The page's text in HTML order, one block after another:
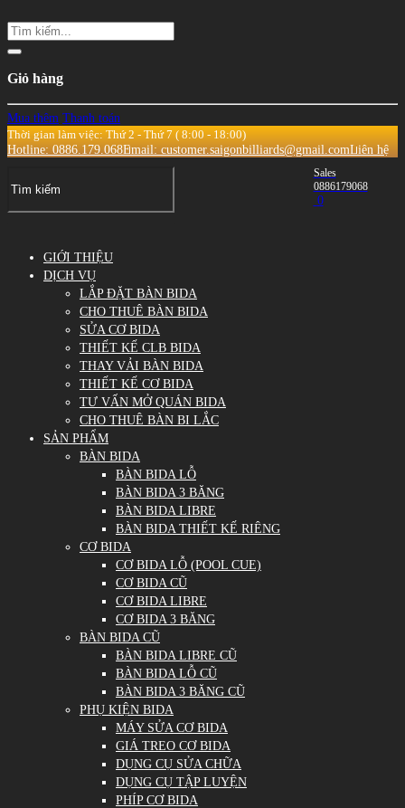
Giỏ hàng
Mua thêm Thanh toán
Thời gian làm việc: Thứ 2 - Thứ 7 ( 8:00 - 18:00)
Hotline: 0886.179.068Email: customer.saigonbilliards@gmail.comLiên hệ
Sales
0886179068
0
GIỚI THIỆU
DỊCH VỤ
LẮP ĐẶT BÀN BIDA
CHO THUÊ BÀN BIDA
SỬA CƠ BIDA
THIẾT KẾ CLB BIDA
THAY VẢI BÀN BIDA
THIẾT KẾ CƠ BIDA
TƯ VẤN MỞ QUÁN BIDA
CHO THUÊ BÀN BI LẮC
SẢN PHẨM
BÀN BIDA
BÀN BIDA LỖ
BÀN BIDA 3 BĂNG
BÀN BIDA LIBRE
BÀN BIDA THIẾT KẾ RIÊNG
CƠ BIDA
CƠ BIDA LỖ (POOL CUE)
CƠ BIDA CŨ
CƠ BIDA LIBRE
CƠ BIDA 3 BĂNG
BÀN BIDA CŨ
BÀN BIDA LIBRE CŨ
BÀN BIDA LỖ CŨ
BÀN BIDA 3 BĂNG CŨ
PHỤ KIỆN BIDA
MÁY SỬA CƠ BIDA
GIÁ TREO CƠ BIDA
DỤNG CỤ SỬA CHỮA
DỤNG CỤ TẬP LUYỆN
PHÍP CƠ BIDA